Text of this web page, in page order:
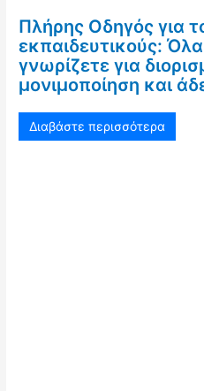
Πλήρης Οδηγός για
εκπαιδευτικούς:
γνωρίζετε για
μονιμοποίηση και
Διαβάστε περισσότερα